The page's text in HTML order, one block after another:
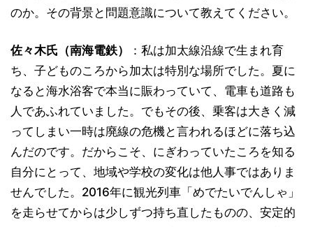
のか。その背景と問題意識について教えてください。
佐々木氏（南海電鉄）
：私は加太線沿線で生まれ育
ち、子どものころから加太は特別な場所でした。夏に
なると海水浴客で本当に賑わっていて、電車も道路も
人であふれていました。でもその後、乗客は大きく減
ってしまい一時は廃線の危機と言われるほどに落ち込
んだのです。だからこそ、にぎわっていたころを知る
自分にとって、地域や学校の変化は他人事ではありま
せんでした。2016年に観光列車「めでたいでんしゃ」
を走らせてからは少しずつ持ち直したものの、安定的